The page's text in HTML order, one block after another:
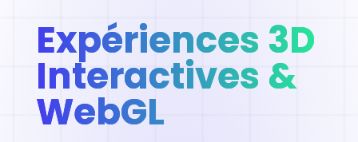
Expériences 3D
Interactives &
WebGL